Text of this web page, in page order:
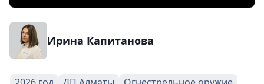
Ирина Капитанова